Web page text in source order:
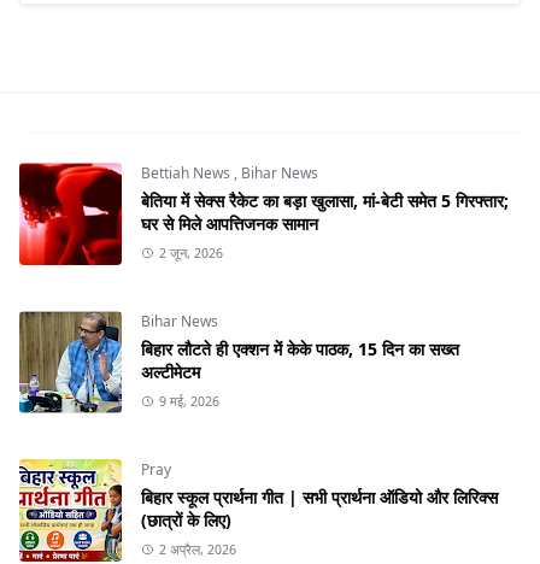
Bettiah News , Bihar News
बेतिया में सेक्स रैकेट का बड़ा खुलासा, मां-बेटी समेत 5 गिरफ्तार;
घर से मिले आपत्तिजनक सामान
2 जून, 2026
Bihar News
बिहार लौटते ही एक्शन में केके पाठक, 15 दिन का सख्त
अल्टीमेटम
9 मई, 2026
Pray
बिहार स्कूल प्रार्थना गीत | सभी प्रार्थना ऑडियो और लिरिक्स
(छात्रों के लिए)
2 अप्रैल, 2026